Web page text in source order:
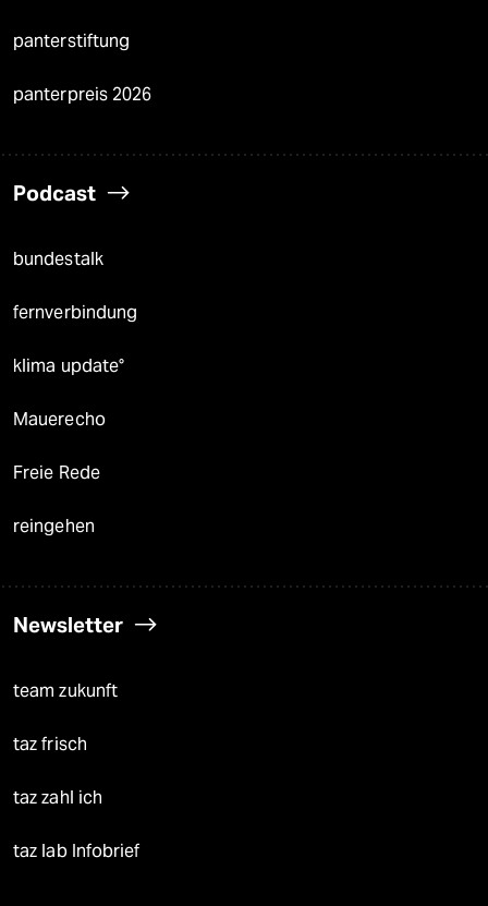
panterstiftung
panterpreis 2026
Podcast
bundestalk
fernverbindung
klima update°
Mauerecho
Freie Rede
reingehen
Newsletter
team zukunft
taz frisch
taz zahl ich
taz lab Infobrief